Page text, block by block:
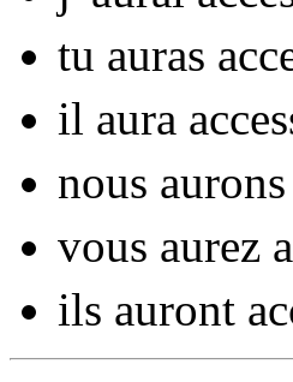
tu auras
il aura
nous
vous aurez
ils auront